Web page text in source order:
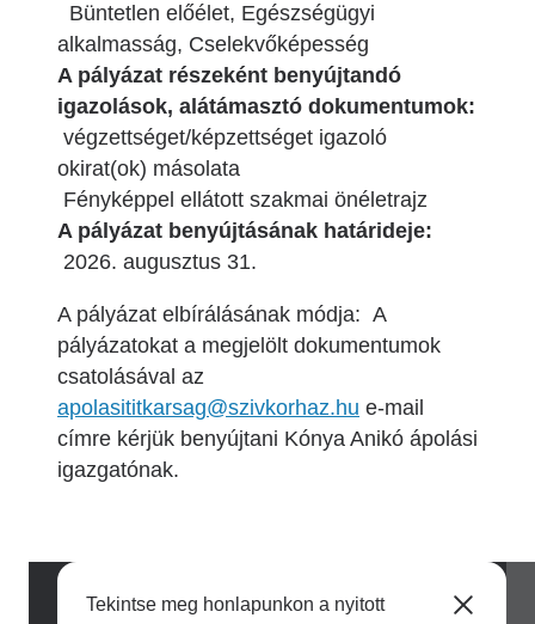
Büntetlen előélet, Egészségügyi
alkalmasság, Cselekvőképesség
A pályázat részeként benyújtandó
igazolások, alátámasztó dokumentumok:
végzettséget/képzettséget igazoló
okirat(ok) másolata
Fényképpel ellátott szakmai önéletrajz
A pályázat benyújtásának határideje:
2026. augusztus 31.
A pályázat elbírálásának módja: A
pályázatokat a megjelölt dokumentumok
csatolásával az
apolasititkarsag@szivkorhaz.hu e-mail
címre kérjük benyújtani Kónya Anikó ápolási
igazgatónak.
Tekintse meg honlapunkon a nyitott